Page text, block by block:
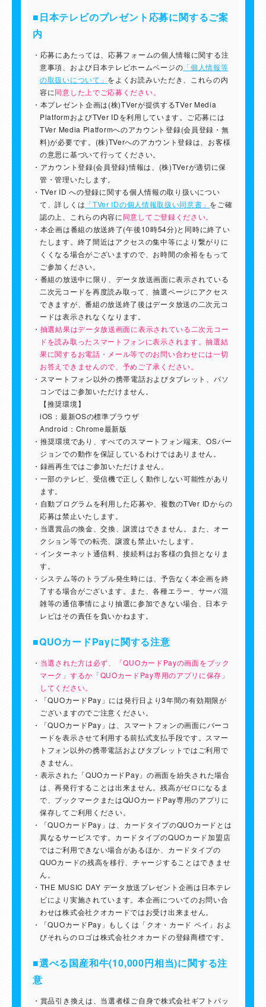
■日本テレビのプレゼント応募に関するご案
内
応募にあたっては、応募フォームの個人情報に関する注
意事項、および日本テレビホームページの 「個人情報等
の取扱いについて」 をよくお読みいただき、これらの内
容に同意した上でご応募ください。
本プレゼント企画は(株)TVerが提供するTVer Media
PlatformおよびTVer IDを利用しています。ご応募には
TVer Media Platformへのアカウント登録(会員登録・無
料)が必要です。(株)TVerへのアカウント登録は、お客様
の意思に基づいて行ってください。
アカウント登録(会員登録)情報は、(株)TVerが適切に保
管・管理いたします。
TVer ID への登録に関する個人情報の取り扱いについ
て、詳しくは 「TVer IDの個人情報取扱い同意書」 をご確
認の上、これらの内容に同意してご登録ください。
本企画は番組の放送終了(午後10時54分)と同時に終了い
たします。終了間近はアクセスの集中等により繋がりに
くくなる場合がございますので、お時間の余裕をもって
ご参加ください。
番組の放送中に限り、データ放送画面に表示されている
二次元コードを再度読み取って、抽選ページにアクセス
できますが、番組の放送終了後はデータ放送の二次元コ
ードは表示されなくなります。
抽選結果はデータ放送画面に表示されている二次元コー
ドを読み取ったスマートフォンに表示されます。抽選結
果に関するお電話・メール等でのお問い合わせには一切
お答えできませんので、予めご了承ください。
スマートフォン以外の携帯電話およびタブレット、パソ
コンではご参加いただけません。
【推奨環境】
iOS：最新OSの標準ブラウザ
Android：Chrome最新版
推奨環境であり、すべてのスマートフォン端末、OSバー
ジョンでの動作を保証しているわけではありません。
録画再生ではご参加いただけません。
一部のテレビ、受信機で正しく動作しない可能性があり
ます。
自動プログラムを利用した応募や、複数のTVer IDからの
応募は禁止いたします。
当選賞品の換金、交換、譲渡はできません。また、オー
クション等での転売、譲渡も禁止いたします。
インターネット通信料、接続料はお客様の負担となりま
す。
システム等のトラブル発生時には、予告なく本企画を終
了する場合がございます。また、各種エラー、サーバ混
雑等の通信事情により抽選に参加できない場合、日本テ
レビはその責任を負いかねます。
■QUOカードPayに関する注意
当選された方は必ず、「QUOカードPayの画面をブック
マーク」するか「QUOカードPay専用のアプリに保存」
してください。
「QUOカードPay」には発行日より3年間の有効期限が
ございますのでご注意ください。
「QUOカードPay」は、スマートフォンの画面にバーコ
ードを表示させて利用する前払式支払手段です。スマー
トフォン以外の携帯電話およびタブレットではご利用で
きません。
表示された「QUOカードPay」の画面を紛失された場合
は、再発行することは出来ません。残高がゼロになるま
で、ブックマークまたはQUOカードPay専用のアプリに
保存してご利用ください。
「QUOカードPay」は、カードタイプのQUOカードとは
異なるサービスです。カードタイプのQUOカード加盟店
ではご利用できない場合があるほか、カードタイプの
QUOカードの残高を移行、チャージすることはできませ
ん。
THE MUSIC DAY データ放送プレゼント企画は日本テレ
ビにより実施されています。本企画についてのお問い合
わせは株式会社クオカードではお受け出来ません。
「QUOカードPay」もしくは「クオ・カード ペイ」およ
びそれらのロゴは株式会社クオカードの登録商標です。
■選べる国産和牛(10,000円相当)に関する注
意
賞品引き換えは、当選者様ご自身で株式会社ギフトパッ